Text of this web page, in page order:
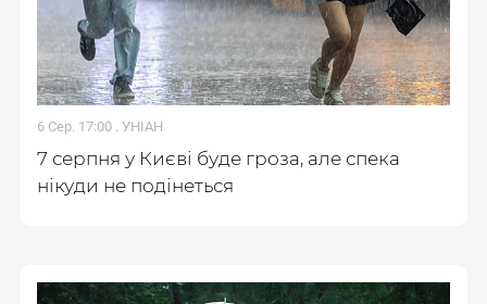
6 Сер. 17:00 . УНІАН
7 серпня у Києві буде гроза, але спека
нікуди не подінеться